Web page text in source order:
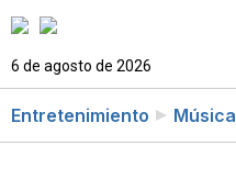
6 de agosto de 2026
Entretenimiento Música